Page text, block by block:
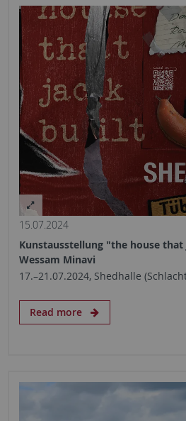
15.07.2024
Kunstausstellung "the house
Wessam Minavi
17.–21.07.2024, Shedhalle
Read more